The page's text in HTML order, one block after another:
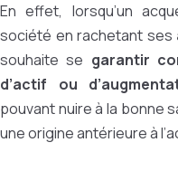
En effet, lorsqu’un
société en rachetant ses
souhaite se garantir
d’actif ou
pouvant nuire à la bonne
une origine antérieure à